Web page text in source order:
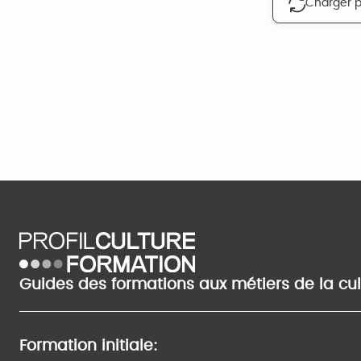
Charger
Guides des formations aux métiers de la
Formation initiale: